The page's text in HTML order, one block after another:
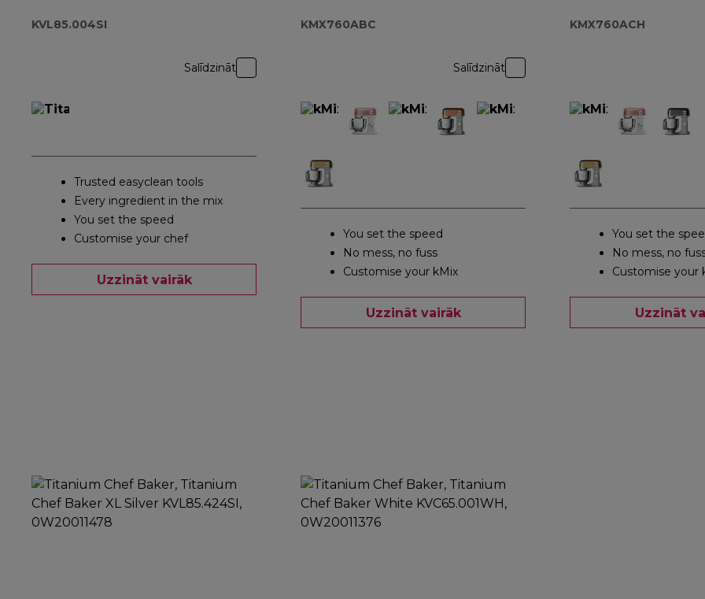
KVL85.004SI
Salīdzināt
Trusted easyclean tools
Every ingredient in the mix
You set the speed
Customise your chef
Uzzināt vairāk
KMX760ABC
Salīdzināt
You set the speed
No mess, no fuss
Customise your kMix
Uzzināt vairāk
KMX760ACH
You set the
No mess, no
Customise your
Uzzināt